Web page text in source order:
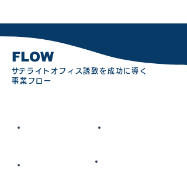
​FLOW
​サテライトオフィス誘致を成功に導く
事業フロー